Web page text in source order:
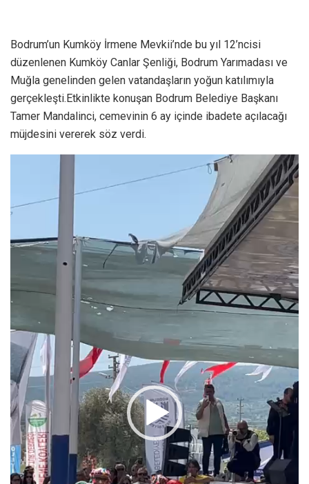
Bodrum’un Kumköy İrmene Mevkii’nde bu yıl 12’ncisi
düzenlenen Kumköy Canlar Şenliği, Bodrum Yarımadası ve
Muğla genelinden gelen vatandaşların yoğun katılımıyla
gerçekleşti.Etkinlikte konuşan Bodrum Belediye Başkanı
Tamer Mandalinci, cemevinin 6 ay içinde ibadete açılacağı
müjdesini vererek söz verdi.